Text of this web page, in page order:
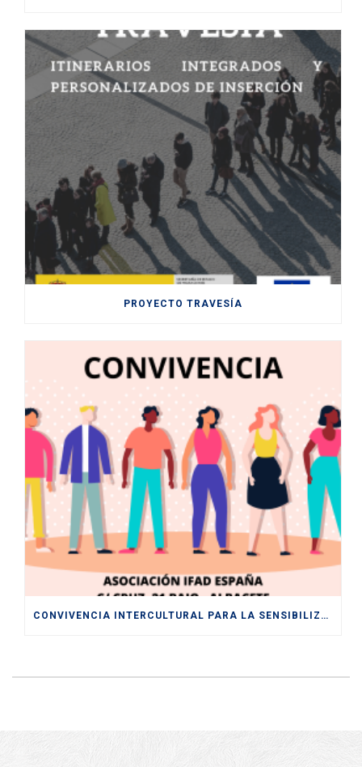
PROYECTO TRAVESÍA
CONVIVENCIA INTERCULTURAL PARA LA SENSIBILIZACIÓN HACIA UNA SOCIEDAD PLURAL Y DIVERSA ENTRE LOS Y LAS JÓVENES